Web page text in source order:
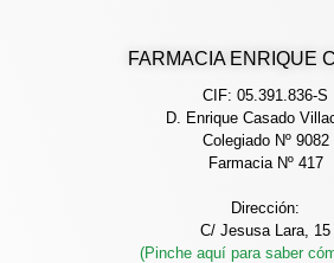
FARMACIA ENRIQUE
CIF: 05.391.836-S
D. Enrique Casado
Colegiado Nº 9082
Farmacia Nº 417
Dirección:
C/ Jesusa Lara, 15
(Pinche aquí para saber